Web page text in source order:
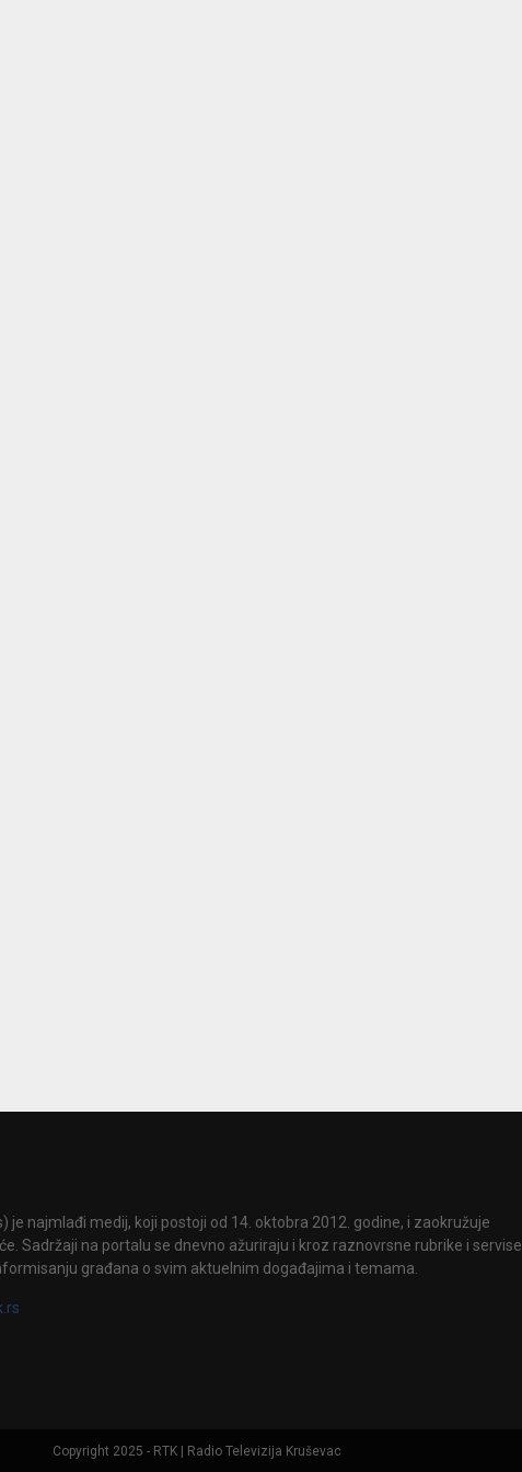
je najmlađi medij, koji postoji od 14. oktobra 2012. godine, i zaokružuje
Sadržaji na portalu se dnevno ažuriraju i kroz raznovrsne rubrike i servise
građana o svim aktuelnim događajima i temama.
Copyright 2025 - RTK | Radio Televizija Kruševac